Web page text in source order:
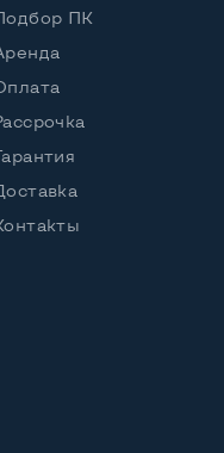
кабель питания
ПК